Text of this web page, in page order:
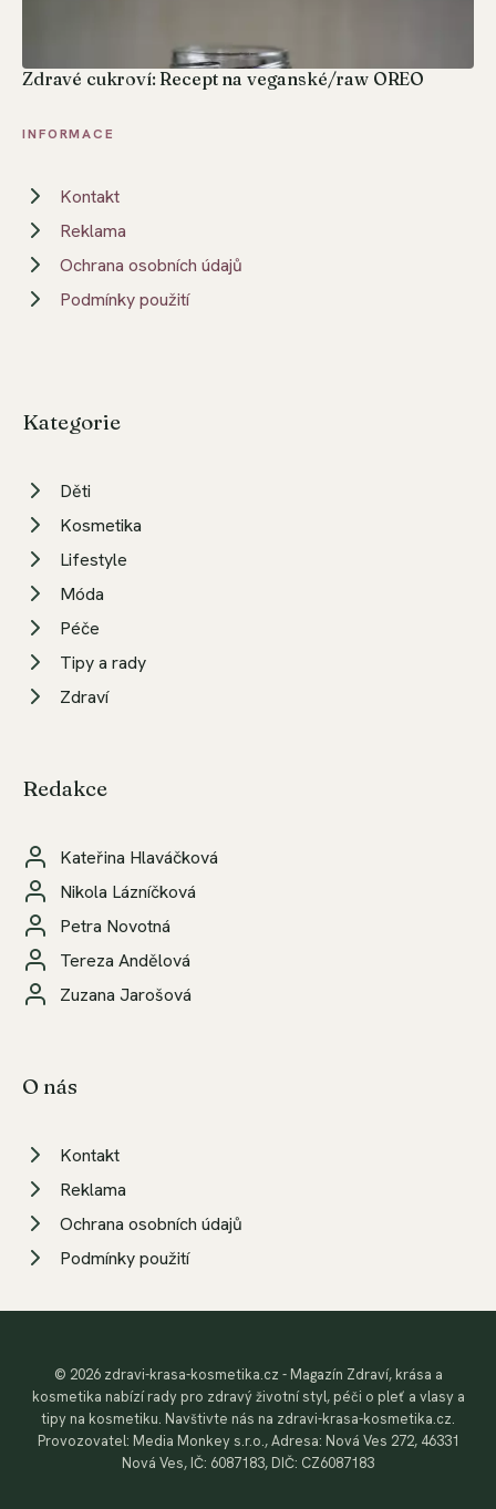
Zdravé cukroví: Recept na veganské/raw OREO
INFORMACE
Kontakt
Reklama
Ochrana osobních údajů
Podmínky použití
Kategorie
Děti
Kosmetika
Lifestyle
Móda
Péče
Tipy a rady
Zdraví
Redakce
Kateřina Hlaváčková
Nikola Lázníčková
Petra Novotná
Tereza Andělová
Zuzana Jarošová
O nás
Kontakt
Reklama
Ochrana osobních údajů
Podmínky použití
© 2026 zdravi-krasa-kosmetika.cz - Magazín Zdraví, krása a
kosmetika nabízí rady pro zdravý životní styl, péči o pleť a vlasy a
tipy na kosmetiku. Navštivte nás na zdravi-krasa-kosmetika.cz.
Provozovatel: Media Monkey s.r.o., Adresa: Nová Ves 272, 46331
Nová Ves, IČ: 6087183, DIČ: CZ6087183